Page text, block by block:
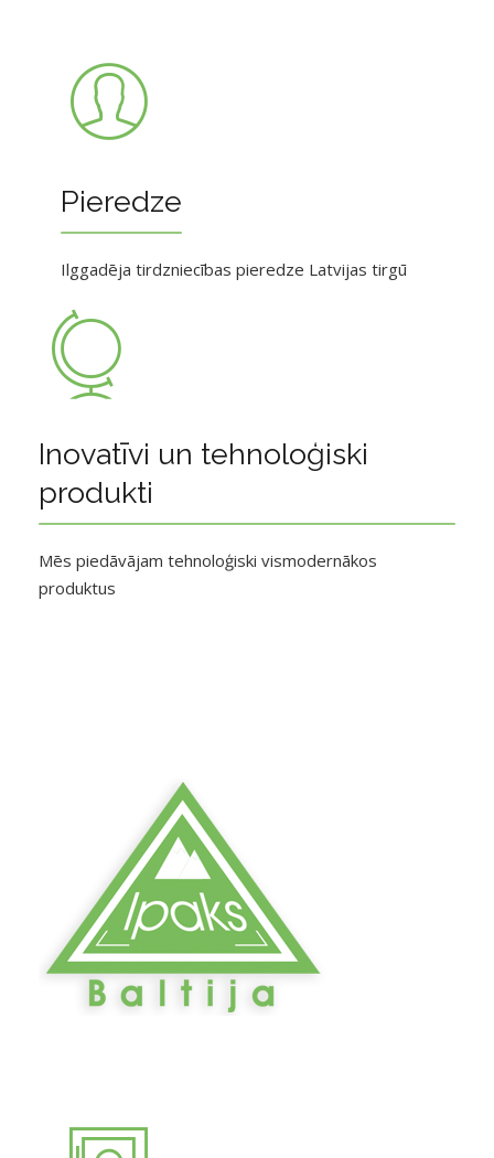
Pieredze
Ilggadēja tirdzniecības pieredze Latvijas tirgū
Inovatīvi un tehnoloģiski
produkti
Mēs piedāvājam tehnoloģiski vismodernākos
produktus